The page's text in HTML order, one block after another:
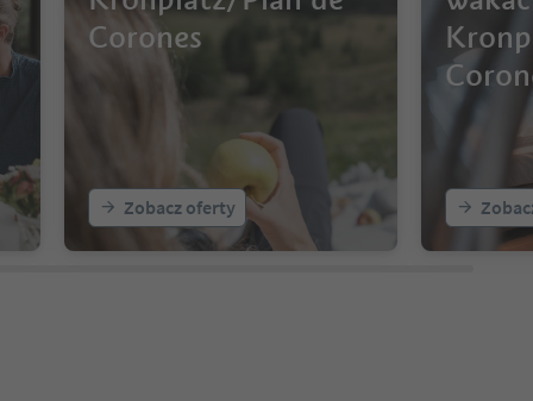
Corones
Zobacz oferty